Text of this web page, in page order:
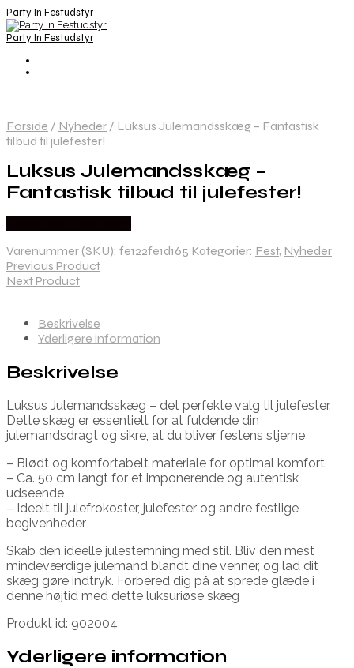
Party In Festudstyr
Party In Festudstyr
Forside / Nyheder / Luksus Julemandsskæg – Fantastisk
tilbud til julefester!
Luksus Julemandsskæg –
Fantastisk tilbud til julefester!
Varenummer (SKU): fe122fe1d165 Kategorier: Fest, Nyheder
Previous Product
Next Product
Beskrivelse
Yderligere information
Beskrivelse
Luksus Julemandsskæg – det perfekte valg til julefester.
Dette skæg er essentielt for at fuldende din
julemandsdragt og sikre, at du bliver festens stjerne
– Blødt og komfortabelt materiale for optimal komfort
– Ca. 50 cm langt for et imponerende og autentisk
udseende
– Ideelt til julefrokoster, julefester og andre festlige
begivenheder
Skab den ideelle julestemning med stil. Bliv den mest
mindeværdige julemand blandt dine venner, og lad dit
skæg gøre indtryk. Forbered dig på at sprede glæde i
denne højtid med dette luksuriøse skæg
Produkt id: 902004
Yderligere information